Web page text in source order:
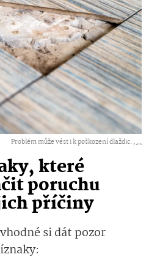
Problém může vést i k poškození dlaždic. ,...
které
poruchu
příčiny
si dát pozor